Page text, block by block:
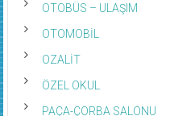
OTOBÜS – ULAŞIM
OTOMOBİL
OZALİT
ÖZEL OKUL
PAÇA-ÇORBA SALONU